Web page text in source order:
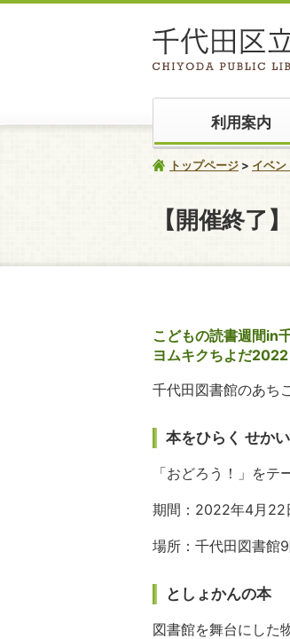
利用案内
トップページ イベン
【開催終了】
こどもの読書週間in
ヨムキクちよだ
千代田図書館のあち
本をひらく せか
「おどろう！」をテ
期間：2022年4月22
場所：千代田図書館
としょかんの本
図書館を舞台にした